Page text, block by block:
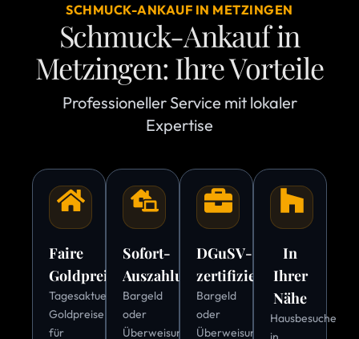
SCHMUCK-ANKAUF IN METZINGEN
Schmuck-Ankauf in
Metzingen: Ihre Vorteile
Professioneller Service mit lokaler
Expertise
Faire
Goldpreise
Tagesaktuelle
Goldpreise
für
Sofort-
Auszahlung
Bargeld
oder
Überweisung
DGuSV-
zertifiziert
Bargeld
oder
Überweisung
In
Ihrer
Nähe
Hausbesuche